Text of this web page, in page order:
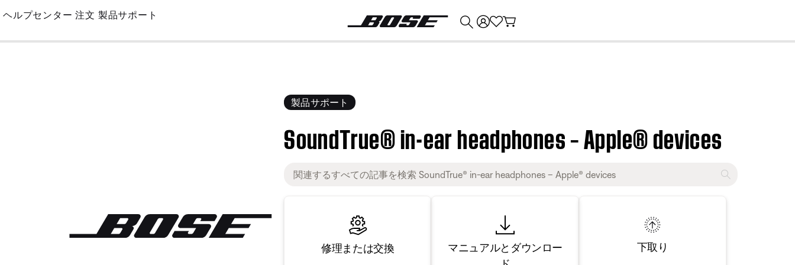
Skip
Main
ヘルプセンター 注文 製品サポート
製品サポート
SoundTrue® in-ear headphones – Apple® devices
修理または交換
マニュアルとダウンロー
下取り